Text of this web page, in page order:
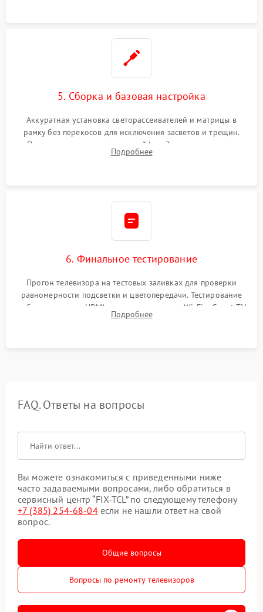
5. Сборка и базовая настройка
Аккуратная установка светорассеивателей и матрицы в
рамку без перекосов для исключения засветов и трещин.
Подключение внутренних шлейфов. Закрытие корпуса.
Сброс настроек и обновление программного обеспечения.
Подробнее
6. Финальное тестирование
Прогон телевизора на тестовых заливках для проверки
равномерности подсветки и цветопередачи. Тестирование
работы разъемов HDMI, динамиков, модуля Wi-Fi и Smart TV
в рабочем режиме в течение нескольких часов.
Подробнее
FAQ. Ответы на вопросы
Вы можете ознакомиться с приведенными ниже
часто задаваемыми вопросами, либо обратиться в
сервисный центр “FIX-TCL” по следующему телефону
+7 (385) 254-68-04если не нашли ответ на свой
вопрос.
Общие вопросы
Вопросы по ремонту телевизоров